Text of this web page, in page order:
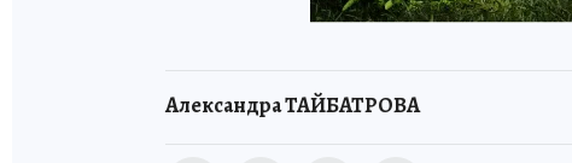
Александра ТАЙБАТРОВА